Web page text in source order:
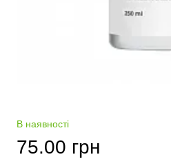
В наявності
75.00 грн